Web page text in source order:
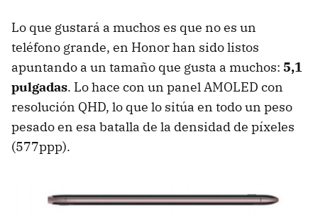
Lo que gustará a muchos es que no es un
teléfono grande, en Honor han sido listos
apuntando a un tamaño que gusta a muchos: 5,1
pulgadas. Lo hace con un panel AMOLED con
resolución QHD, lo que lo sitúa en todo un peso
pesado en esa batalla de la densidad de píxeles
(577ppp).